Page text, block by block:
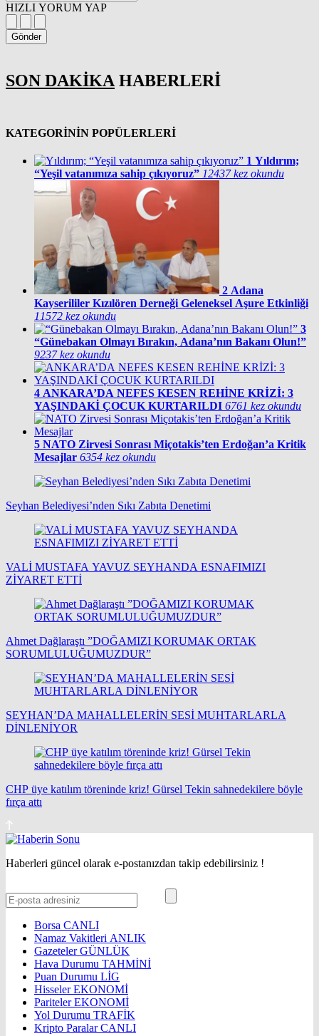
HIZLI YORUM YAP
Gönder
SON DAKİKA HABERLERİ
KATEGORİNİN POPÜLERLERİ
1 Yıldırım;
“Yeşil vatanımıza sahip çıkıyoruz” 12437 kez okundu
2 Adana
Kayserililer Kızılören Derneği Geleneksel Aşure Etkinliği
11572 kez okundu
3
“Günebakan Olmayı Bırakın, Adana’nın Bakanı Olun!”
9237 kez okundu
4 ANKARA’DA NEFES KESEN REHİNE KRİZİ: 3
YAŞINDAKİ ÇOCUK KURTARILDI 6761 kez okundu
5 NATO Zirvesi Sonrası Miçotakis’ten Erdoğan’a Kritik
Mesajlar 6354 kez okundu
Seyhan Belediyesi’nden Sıkı Zabıta Denetimi
VALİ MUSTAFA YAVUZ SEYHANDA ESNAFIMIZI
ZİYARET ETTİ
Ahmet Dağlaraştı ”DOĞAMIZI KORUMAK ORTAK
SORUMLULUĞUMUZDUR”
SEYHAN’DA MAHALLELERİN SESİ MUHTARLARLA
DİNLENİYOR
CHP üye katılım töreninde kriz! Gürsel Tekin sahnedekilere böyle
fırça attı
Haberleri güncel olarak e-postanızdan takip edebilirsiniz !
Borsa CANLI
Namaz Vakitleri ANLIK
GazetelerGÜNLÜK
Hava Durumu TAHMİNİ
Puan Durumu LİG
HisselerEKONOMİ
ParitelerEKONOMİ
Yol Durumu TRAFİK
Kripto ParalarCANLI